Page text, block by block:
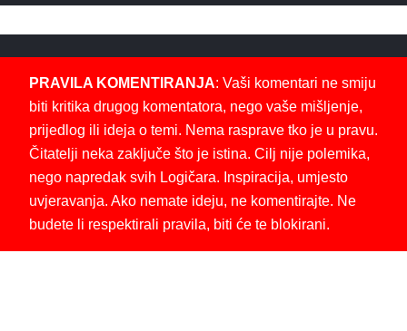
PRAVILA KOMENTIRANJA: Vaši komentari ne smiju
biti kritika drugog komentatora, nego vaše mišljenje,
prijedlog ili ideja o temi. Nema rasprave tko je u pravu.
Čitatelji neka zaključe što je istina. Cilj nije polemika,
nego napredak svih Logičara. Inspiracija, umjesto
uvjeravanja. Ako nemate ideju, ne komentirajte. Ne
budete li respektirali pravila, biti će te blokirani.